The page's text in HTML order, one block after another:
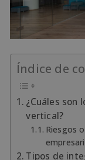
Índice de
¿Cuáles son
vertical?
Riesgos
Tipos de